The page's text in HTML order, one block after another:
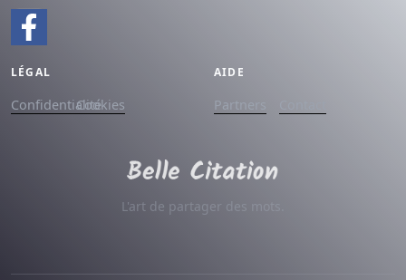
LÉGAL
ConfidentialitéCookies
AIDE
Partners
L'art de partager des mots.